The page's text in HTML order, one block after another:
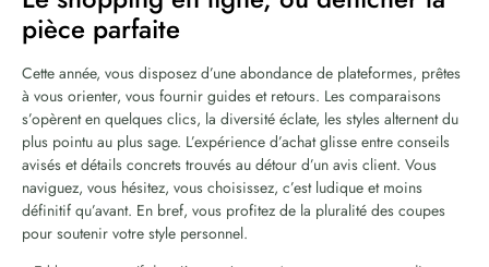
pièce parfaite
Cette année, vous disposez d’une abondance de plateformes, prêtes
à vous orienter, vous fournir guides et retours. Les comparaisons
s’opèrent en quelques clics, la diversité éclate, les styles alternent du
plus pointu au plus sage. L’expérience d’achat glisse entre conseils
avisés et détails concrets trouvés au détour d’un avis client. Vous
naviguez, vous hésitez, vous choisissez, c’est ludique et moins
définitif qu’avant. En bref, vous profitez de la pluralité des coupes
pour soutenir votre style personnel.